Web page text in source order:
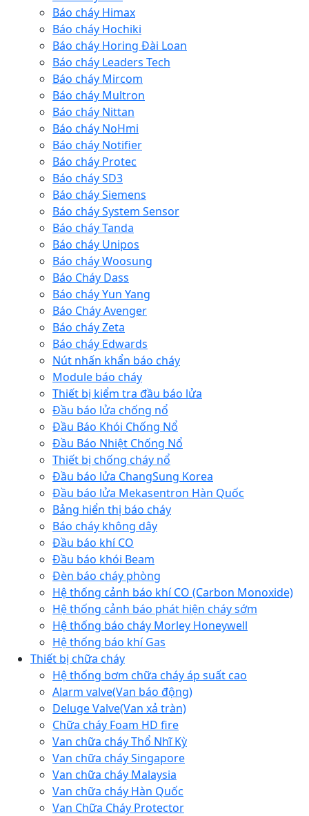
Báo cháy Himax
Báo cháy Hochiki
Báo cháy Horing Đài Loan
Báo cháy Leaders Tech
Báo cháy Mircom
Báo cháy Multron
Báo cháy Nittan
Báo cháy NoHmi
Báo cháy Notifier
Báo cháy Protec
Báo cháy SD3
Báo cháy Siemens
Báo cháy System Sensor
Báo cháy Tanda
Báo cháy Unipos
Báo cháy Woosung
Báo Cháy Dass
Báo cháy Yun Yang
Báo Cháy Avenger
Báo cháy Zeta
Báo cháy Edwards
Nút nhấn khẩn báo cháy
Module báo cháy
Thiết bị kiểm tra đầu báo lửa
Đầu báo lửa chống nổ
Đầu Báo Khói Chống Nổ
Đầu Báo Nhiệt Chống Nổ
Thiết bị chống cháy nổ
Đầu báo lửa ChangSung Korea
Đầu báo lửa Mekasentron Hàn Quốc
Bảng hiển thị báo cháy
Báo cháy không dây
Đầu báo khí CO
Đầu báo khói Beam
Đèn báo cháy phòng
Hệ thống cảnh báo khí CO (Carbon Monoxide)
Hệ thống cảnh báo phát hiện cháy sớm
Hệ thống báo cháy Morley Honeywell
Hệ thống báo khí Gas
Thiết bị chữa cháy
Hệ thống bơm chữa cháy áp suất cao
Alarm valve(Van báo động)
Deluge Valve(Van xả tràn)
Chữa cháy Foam HD fire
Van chữa cháy Thổ Nhĩ Kỳ
Van chữa cháy Singapore
Van chữa cháy Malaysia
Van chữa cháy Hàn Quốc
Van Chữa Cháy Protector